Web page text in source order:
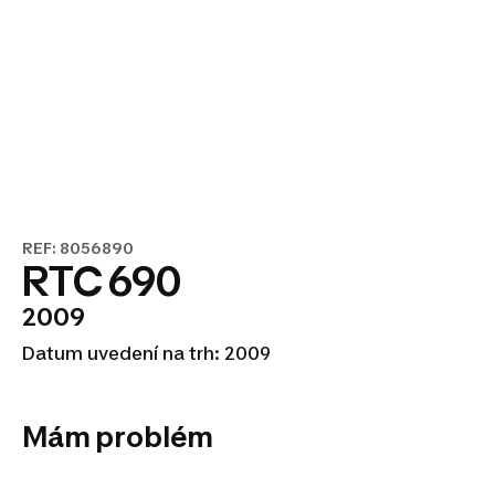
REF: 8056890
RTC 690
2009
Datum uvedení na trh: 2009
Mám problém